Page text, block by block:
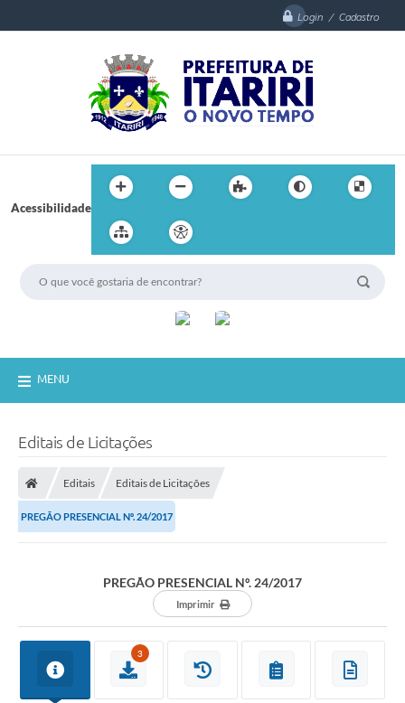
Login / Cadastro
Acessibilidade
MENU
Editais de Licitações
Editais Editais de Licitações
PREGÃO PRESENCIAL Nº. 24/2017
PREGÃO PRESENCIAL Nº. 24/2017
Imprimir
3